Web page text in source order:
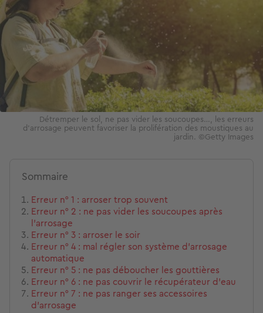
Détremper le sol, ne pas vider les soucoupes…, les erreurs
d'arrosage peuvent favoriser la prolifération des moustiques au
jardin. ©Getty Images
Sommaire
Erreur n° 1 : arroser trop souvent
Erreur n° 2 : ne pas vider les soucoupes après
l’arrosage
Erreur n° 3 : arroser le soir
Erreur n° 4 : mal régler son système d’arrosage
automatique
Erreur n° 5 : ne pas déboucher les gouttières
Erreur n° 6 : ne pas couvrir le récupérateur d’eau
Erreur n° 7 : ne pas ranger ses accessoires
d’arrosage